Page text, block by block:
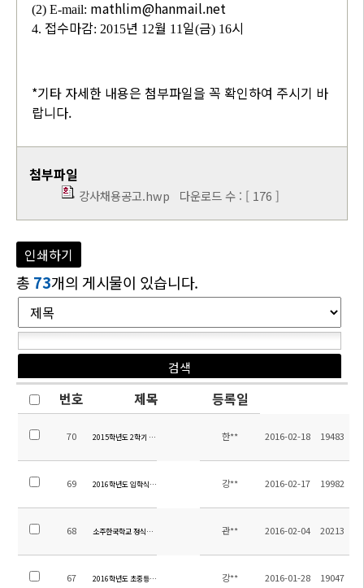
(2) E-mail: mathlim@hanmail.net
4. 접수마감: 2015년 12월 11 일(금) 16시
*기타 자세한 내용은 첨부파일을 꼭 확인하여 주시기 바
랍니다.
첨부파일
강사채용공고.hwp 다운로드 수 : [ 176 ]
인쇄하기
총 73개의 게시물이 있습니다.
번호 제목 등록일
70 2015학년도 2학기 소주한국학교 만족도 조사 결과
한** 2016-02-18 19483
69 2016학년도 입학식 및 개학식 안내 강** 2016-02-17 19982
68 소주한국학교 정식전기 인입공사 입찰 공고 관** 2016-02-04 20213
67 2016학년도 초중등 입학원서 양식 강** 2016-01-28 19047